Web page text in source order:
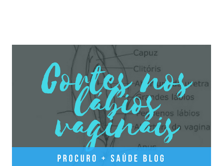
estradiol (estrogénio natural) e 2 mg de dienogest 17
comprimidos amarelo claros, contêm 2 mg de valerato de
estradiol (estrogénio natural) e 3 mg de dienogest 2
comprimidos vermelho escuros, contêm 1 mg de valerato
de estradiol (estrogénio natural) 2 comprimidos brancos
não têm hormonas (correspondem ao período de pausa).
Outros componentes: lactose mono-hidratada, amido de